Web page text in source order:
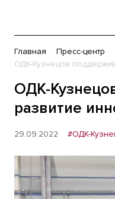
Главная Пресс-центр
ОДК-Кузнецов
ОДК-
развитие
29.09.2022 #ОДК-